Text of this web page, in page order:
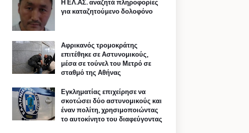
Η ΕΛ.ΑΣ. αναζητά πληροφορίες
για καταζητούμενο δολοφόνο
Αφρικανός τρομοκράτης
επιτέθηκε σε Αστυνομικούς,
μέσα σε τούνελ του Μετρό σε
σταθμό της Αθήνας
Εγκληματίας επιχείρησε να
σκοτώσει δύο αστυνομικούς και
έναν πολίτη, χρησιμοποιώντας
το αυτοκίνητο του διαφεύγοντας